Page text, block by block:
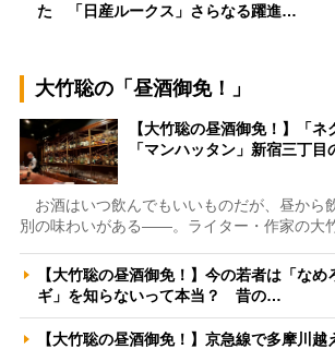
た 「日産ルークス」さらなる躍進…
大竹聡の「昼酒御免！」
【大竹聡の昼酒御免！】「ネ
「マンハッタン」新宿三丁
お酒はいつ飲んでもいいものだが、昼から
別の味わいがある――。ライター・作家の大
【大竹聡の昼酒御免！】今の若者は「な
ギ」を知らないって本当？ 昔の…
【大竹聡の昼酒御免！】京急線で多摩川